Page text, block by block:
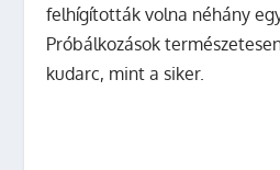
felhígították volna néhány
Próbálkozások
kudarc, mint a siker.